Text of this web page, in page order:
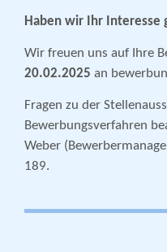
Haben wir Ihr Interesse
Wir freuen uns auf Ihre
20.02.2025 an
Fragen zu der
Bewerbungsverfahren
Weber
189.